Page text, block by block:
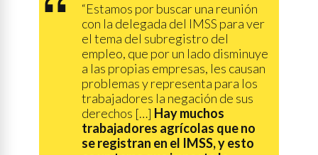
“Estamos por buscar una reunión
con la delegada del IMSS para ver
el tema del subregistro del
empleo, que por un lado disminuye
a las propias empresas, les causan
problemas y representa para los
trabajadores la negación de sus
derechos […] Hay muchos
trabajadores agrícolas que no
se registran en el IMSS, y esto